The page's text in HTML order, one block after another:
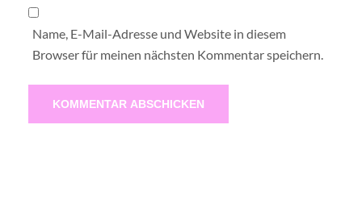
Name, E-Mail-Adresse und Website in diesem
Browser für meinen nächsten Kommentar speichern.